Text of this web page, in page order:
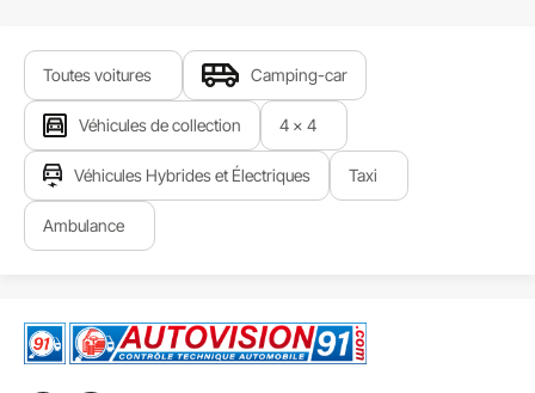
Toutes voitures Camping-car
Véhicules de collection 4 x 4
Véhicules Hybrides et Électriques Taxi
Ambulance